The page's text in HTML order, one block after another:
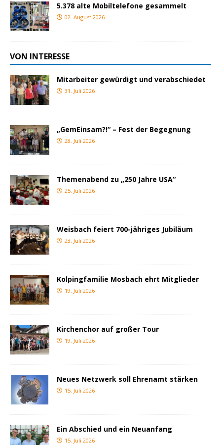
5.378 alte Mobiltelefone gesammelt
02. August 2026
VON INTERESSE
Mitarbeiter gewürdigt und verabschiedet
31. Juli 2026
„GemEinsam?!“ – Fest der Begegnung
28. Juli 2026
Themenabend zu „250 Jahre USA“
25. Juli 2026
Weisbach feiert 700-jähriges Jubiläum
23. Juli 2026
Kolpingfamilie Mosbach ehrt Mitglieder
19. Juli 2026
Kirchenchor auf großer Tour
19. Juli 2026
Neues Netzwerk soll Ehrenamt stärken
15. Juli 2026
Ein Abschied und ein Neuanfang
15. Juli 2026